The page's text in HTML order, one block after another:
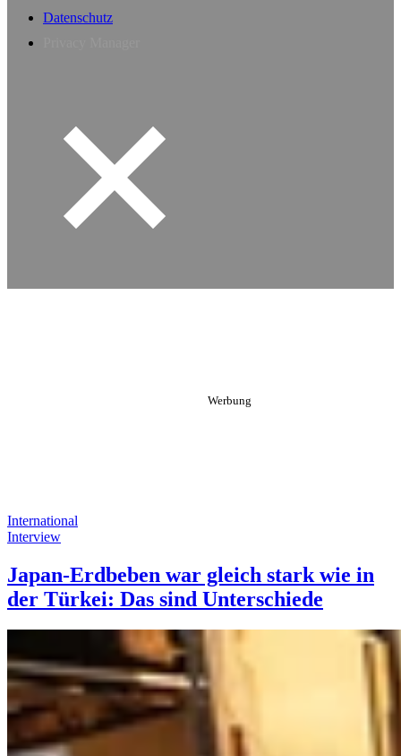
Datenschutz
International
Interview
Japan-Erdbeben war gleich stark wie in
der Türkei: Das sind Unterschiede